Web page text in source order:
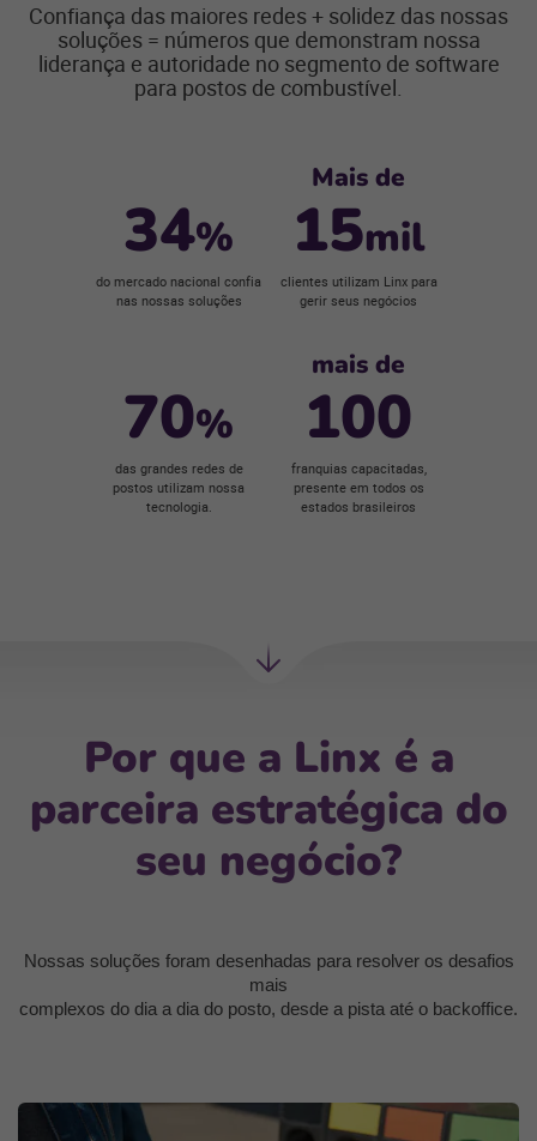
Confiança das maiores redes + solidez das nossas
soluções = números que demonstram nossa
liderança e autoridade no segmento de software
para postos de combustível.
34%
do mercado nacional confia
nas nossas soluções
Mais de
15mil
clientes utilizam Linx para
gerir seus negócios
70%
das grandes redes de
postos utilizam nossa
tecnologia.
mais de
100
franquias capacitadas,
presente em todos os
estados brasileiros
Por que a Linx é a
parceira estratégica do
seu negócio?
Nossas soluções foram desenhadas para resolver os desafios
mais
complexos do dia a dia do posto, desde a pista até o backoffice.